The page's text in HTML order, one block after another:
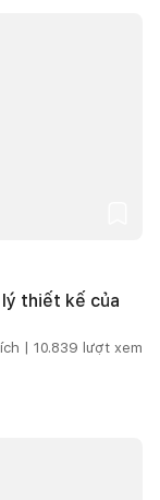
thiết kế của
| 10.839 lượt xem